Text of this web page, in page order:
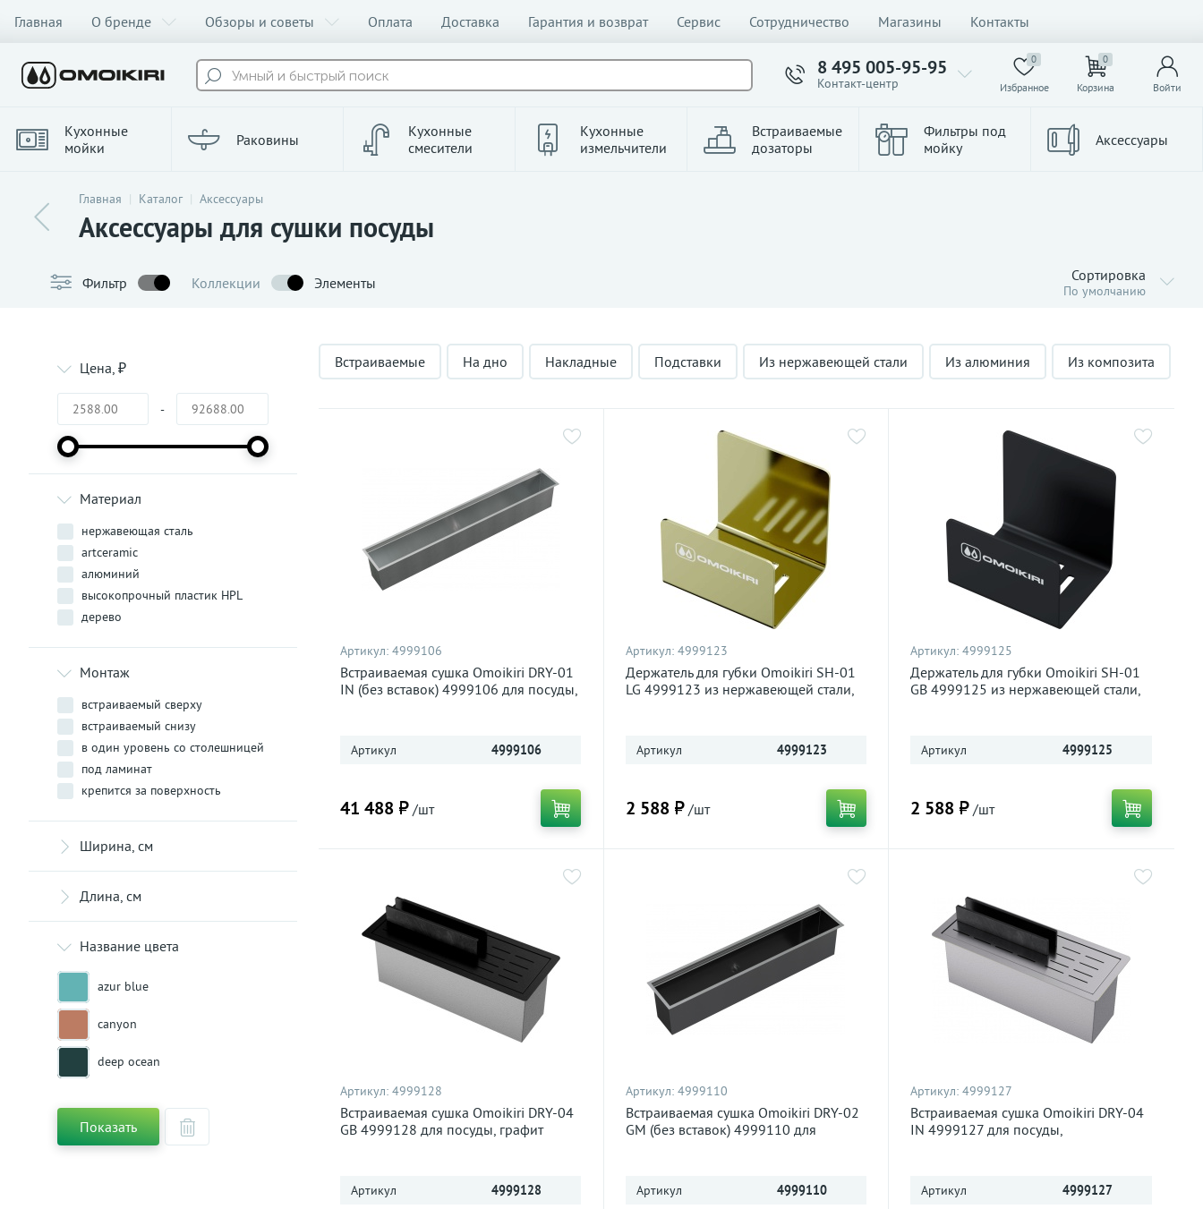
Главная О бренде Обзоры и советы Оплата Доставка Гарантия и возврат Сервис Сотрудничество Магазины Контакты
Умный и быстрый поиск 8 495 005-95-95
Контакт-центр
0
Избранное
0
Корзина Войти
Кухонные
мойки
Раковины
Кухонные
смесители
Кухонные
измельчители
Встраиваемые
дозаторы
Фильтры под
мойку
Аксессуары
Главная Каталог Аксессуары
Аксессуары для сушки посуды
Фильтр Коллекции Элементы Сортировка
По умолчанию
Цена, ₽
-
Материал
нержавеющая сталь
artceramic
алюминий
высокопрочный пластик HPL
дерево
Монтаж
встраиваемый сверху
встраиваемый снизу
в один уровень со столешницей
под ламинат
крепится за поверхность
Ширина, см
Длина, см
Название цвета
azur blue
canyon
deep ocean
белый
Показать
Встраиваемые На дно Накладные Подставки Из нержавеющей стали Из алюминия Из композита
Артикул: 4999106
Встраиваемая сушка Omoikiri DRY-01
IN (без вставок) 4999106 для посуды,
Артикул 4999106
41 488 ₽ /шт
Артикул: 4999123
Держатель для губки Omoikiri SH-01
LG 4999123 из нержавеющей стали,
Артикул 4999123
2 588 ₽ /шт
Артикул: 4999125
Держатель для губки Omoikiri SH-01
GB 4999125 из нержавеющей стали,
Артикул 4999125
2 588 ₽ /шт
Артикул: 4999128
Встраиваемая сушка Omoikiri DRY-04
GB 4999128 для посуды, графит
Артикул 4999128
Артикул: 4999110
Встраиваемая сушка Omoikiri DRY-02
GM (без вставок) 4999110 для
Артикул 4999110
Артикул: 4999127
Встраиваемая сушка Omoikiri DRY-04
IN 4999127 для посуды,
Артикул 4999127